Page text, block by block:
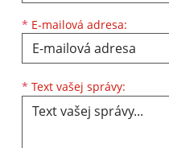
* E-mailová adresa:
* Text vašej správy: